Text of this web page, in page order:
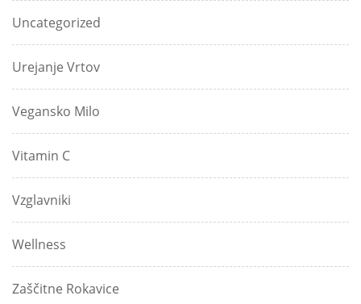
Uncategorized
Urejanje Vrtov
Vegansko Milo
Vitamin C
Vzglavniki
Wellness
Zaščitne Rokavice